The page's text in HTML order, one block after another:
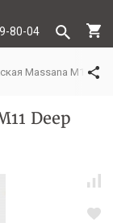
80-04
Massana M11
Deep